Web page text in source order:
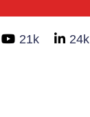
21k 24k